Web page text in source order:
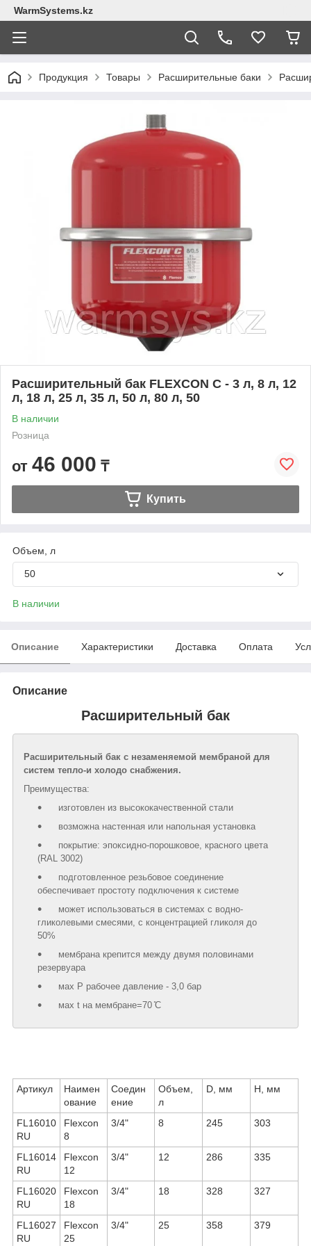
WarmSystems.kz
Продукция Товары Расширительные баки
Расширительный бак FLEXCON C - 3 л, 8 л, 12
л, 18 л, 25 л, 35 л, 50 л, 80 л, 50
В наличии
Розница
от 46 000 ₸
Купить
Объем, л
50
В наличии
Описание Характеристики Доставка Оплата
Описание
Расширительный бак
Расширительный бак с незаменяемой мембраной для
систем тепло-и холодо снабжения.
Преимущества:
изготовлен из высококачественной стали
возможна настенная или напольная установка
покрытие: эпоксидно-порошковое, красного цвета
(RAL 3002)
подготовленное резьбовое соединение
обеспечивает простоту подключения к системе
может использоваться в системах с водно-
гликолевыми смесями, с концентрацией гликоля до
50%
мембрана крепится между двумя половинами
резервуара
маx Р рабочее давление - 3,0 бар
маx t на мембране=70 ̊С
Артикул
Наимен
ование
Соедин
ение
Объем,
л
D, мм Н, мм
FL16010
RU
Flexcon
8
3/4" 8 245 303
FL16014
RU
Flexcon
12
3/4" 12 286 335
FL16020
RU
Flexcon
18
3/4" 18 328 327
FL16027
RU
Flexcon
25
3/4" 25 358 379